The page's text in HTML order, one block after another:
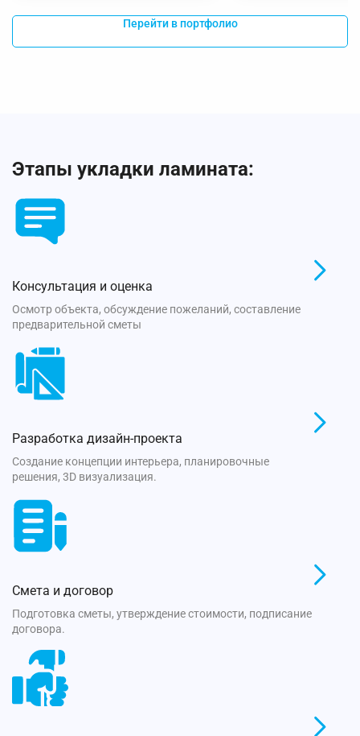
Перейти в портфолио
Этапы укладки ламината:
Консультация и оценка
Осмотр объекта, обсуждение пожеланий, составление
предварительной сметы
Разработка дизайн-проекта
Создание концепции интерьера, планировочные
решения, 3D визуализация.
Смета и договор
Подготовка сметы, утверждение стоимости, подписание
договора.